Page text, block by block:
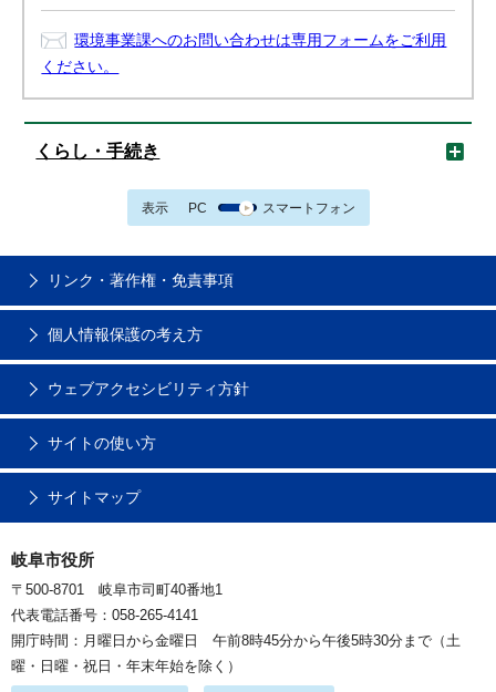
環境事業課へのお問い合わせは専用フォームをご利用
ください。
くらし・手続き
表示 PC スマートフォン
リンク・著作権・免責事項
個人情報保護の考え方
ウェブアクセシビリティ方針
サイトの使い方
サイトマップ
岐阜市役所
〒500-8701 岐阜市司町40番地1
代表電話番号：058-265-4141
開庁時間：月曜日から金曜日 午前8時45分から午後5時30分まで（土
曜・日曜・祝日・年末年始を除く）